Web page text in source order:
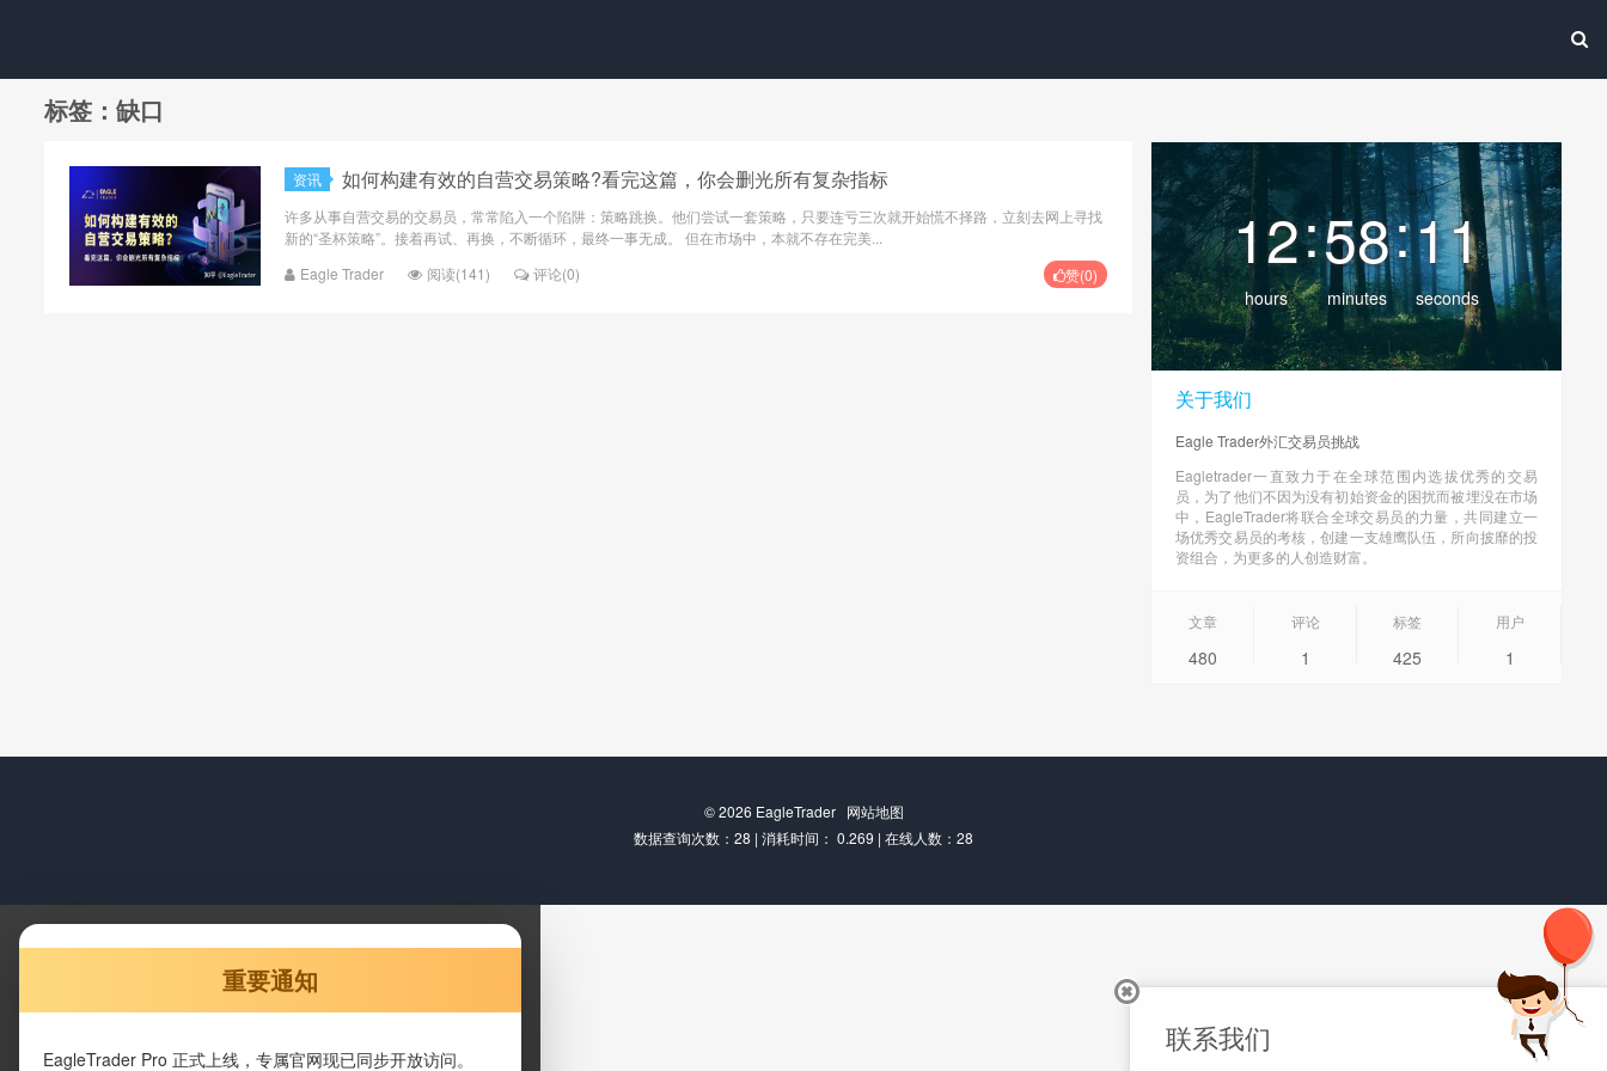
标签：缺口
资讯 如何构建有效的自营交易策略?看完这篇，你会删光所有复杂指标
许多从事自营交易的交易员，常常陷入一个陷阱：策略跳换。他们尝试一套策略，只要连亏三次就开始慌不择路，立刻去网上寻找
新的“圣杯策略”。接着再试、再换，不断循环，最终一事无成。 但在市场中，本就不存在完美...
Eagle Trader
阅读(141) 评论(0) 赞(0) 12
hours
:58
minutes
:11
seconds
关于我们
Eagle Trader外汇交易员挑战
Eagletrader一直致力于在全球范围内选拔优秀的交易
员，为了他们不因为没有初始资金的困扰而被埋没在市场
中，EagleTrader将联合全球交易员的力量，共同建立一
场优秀交易员的考核，创建一支雄鹰队伍，所向披靡的投
资组合，为更多的人创造财富。
文章
480
评论
1
标签
425
用户
1
© 2026 EagleTrader
网站地图
数据查询次数：28 | 消耗时间： 0.269 | 在线人数：28
联系我们
重要通知
EagleTrader Pro 正式上线，专属官网现已同步开放访问。